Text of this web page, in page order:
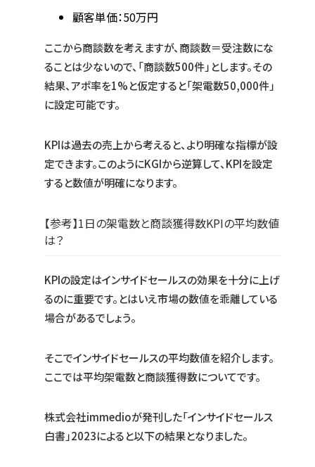
顧客単価：50万円
ここから商談数を考えますが、商談数＝受注数にな
ることは少ないので、「商談数500件」とします。その
結果、アポ率を1%と仮定すると「架電数50,000件」
に設定可能です。
KPIは過去の売上から考えると、より明確な指標が設
定できます。このようにKGIから逆算して、KPIを設定
すると数値が明確になります。
【参考】1日の架電数と商談獲得数KPIの平均数値
は？
KPIの設定はインサイドセールスの効果を十分に上げ
るのに重要です。とはいえ市場の数値を乖離している
場合があるでしょう。
そこでインサイドセールスの平均数値を紹介します。
ここでは平均架電数と商談獲得数についてです。
株式会社immedioが発刊した「インサイドセールス
白書」2023によると以下の結果となりました。